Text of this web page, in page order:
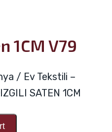
1CM V79
/ Ev Tekstili –
SATEN 1CM